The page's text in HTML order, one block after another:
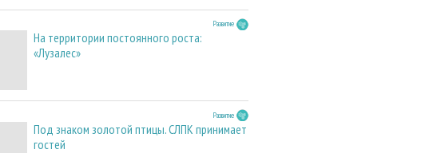
Развитие
На территории постоянного роста:
«Лузалес»
Развитие
Под знаком золотой птицы. СЛПК принимает
гостей